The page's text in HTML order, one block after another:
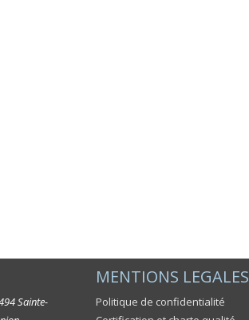
Sainte-
MENTIONS LEGALES
Politique de confidentialité